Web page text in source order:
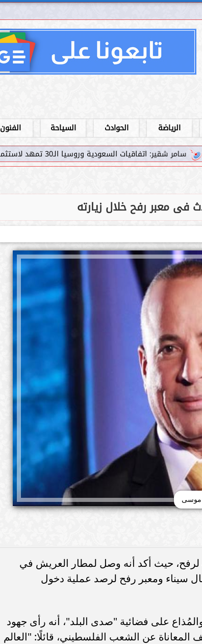
الرياضة الحوادث السياحة الفنون
الـ30 تمهد لاستثمارات استراتيجية واعدة في رؤية...
معبر رفح خلال زيارته
موسى
حيث أكد أنه وصل لمطار العريش في
سيناء ومعبر رفح لرصد عملية دخول
على فضائية "صدى البلد"، أنه رأى جهود
عن الشعب الفلسطيني، قائلًا: "العالم